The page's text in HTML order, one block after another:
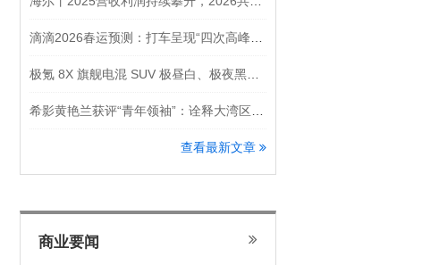
查看最新文章
商业要闻